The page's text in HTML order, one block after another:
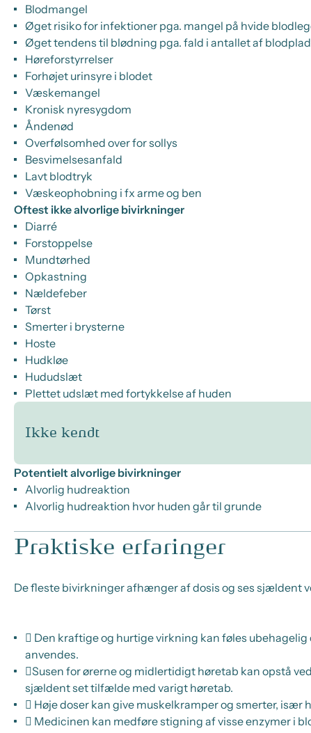
Blodmangel
Øget risiko for infektioner pga. mangel på hvide
Øget tendens til blødning pga. fald i antallet af
Høreforstyrrelser
Forhøjet urinsyre i blodet
Væskemangel
Kronisk nyresygdom
Åndenød
Overfølsomhed over for sollys
Besvimelsesanfald
Lavt blodtryk
Væskeophobning i fx arme og ben
Oftest ikke alvorlige bivirkninger
Diarré
Forstoppelse
Mundtørhed
Opkastning
Nældefeber
Tørst
Smerter i brysterne
Hoste
Hudkløe
Hududslæt
Plettet udslæt med fortykkelse af huden
Ikke kendt
Potentielt alvorlige bivirkninger
Alvorlig hudreaktion
Alvorlig hudreaktion hvor huden går til grunde
Praktiske erfaringer
De fleste bivirkninger afhænger af dosis og ses sjældent
 Den kraftige og hurtige virkning kan føles
anvendes.
Susen for ørerne og midlertidigt høretab kan opstå
sjældent set tilfælde med varigt høretab.
 Høje doser kan give muskelkramper og smerter, især
 Medicinen kan medføre stigning af visse enzymer i